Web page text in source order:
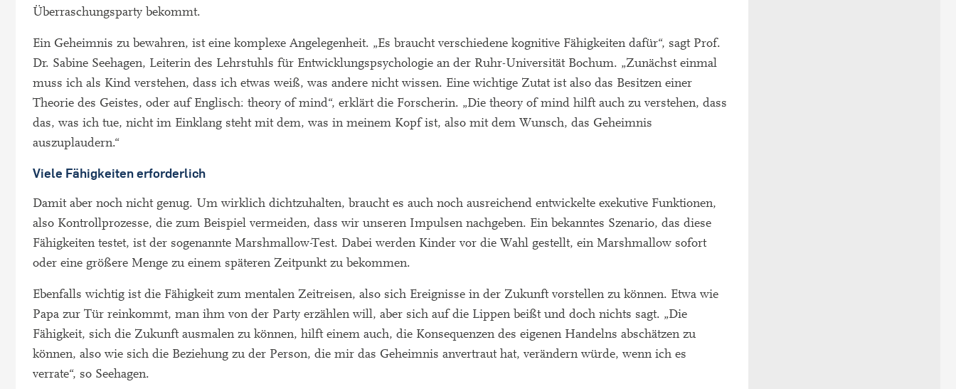
Überraschungsparty bekommt.
Ein Geheimnis zu bewahren, ist eine komplexe Angelegenheit. „Es braucht verschiedene kognitive Fähigkeiten dafür“, sagt Prof.
Dr. Sabine Seehagen, Leiterin des Lehrstuhls für Entwicklungspsychologie an der Ruhr-Universität Bochum. „Zunächst einmal
muss ich als Kind verstehen, dass ich etwas weiß, was andere nicht wissen. Eine wichtige Zutat ist also das Besitzen einer
Theorie des Geistes, oder auf Englisch: theory of mind“, erklärt die Forscherin. „Die theory of mind hilft auch zu verstehen, dass
das, was ich tue, nicht im Einklang steht mit dem, was in meinem Kopf ist, also mit dem Wunsch, das Geheimnis
auszuplaudern.“
Viele Fähigkeiten erforderlich
Damit aber noch nicht genug. Um wirklich dichtzuhalten, braucht es auch noch ausreichend entwickelte exekutive Funktionen,
also Kontrollprozesse, die zum Beispiel vermeiden, dass wir unseren Impulsen nachgeben. Ein bekanntes Szenario, das diese
Fähigkeiten testet, ist der sogenannte Marshmallow-Test. Dabei werden Kinder vor die Wahl gestellt, ein Marshmallow sofort
oder eine größere Menge zu einem späteren Zeitpunkt zu bekommen.
Ebenfalls wichtig ist die Fähigkeit zum mentalen Zeitreisen, also sich Ereignisse in der Zukunft vorstellen zu können. Etwa wie
Papa zur Tür reinkommt, man ihm von der Party erzählen will, aber sich auf die Lippen beißt und doch nichts sagt. „Die
Fähigkeit, sich die Zukunft ausmalen zu können, hilft einem auch, die Konsequenzen des eigenen Handelns abschätzen zu
können, also wie sich die Beziehung zu der Person, die mir das Geheimnis anvertraut hat, verändern würde, wenn ich es
verrate“, so Seehagen.